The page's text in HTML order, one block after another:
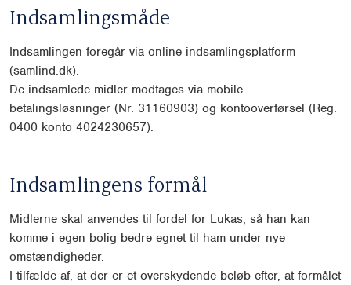
Indsamlingsmåde
Indsamlingen foregår via online indsamlingsplatform
(samlind.dk).
De indsamlede midler modtages via mobile
betalingsløsninger (Nr. 31160903) og kontooverførsel (Reg.
0400 konto 4024230657).
Indsamlingens formål
Midlerne skal anvendes til fordel for Lukas, så han kan
komme i egen bolig bedre egnet til ham under nye
omstændigheder.
I tilfælde af, at der er et overskydende beløb efter, at formålet